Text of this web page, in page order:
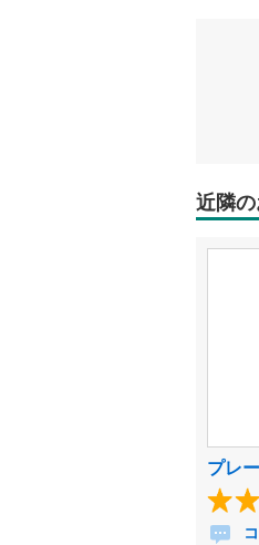
近隣
プレ